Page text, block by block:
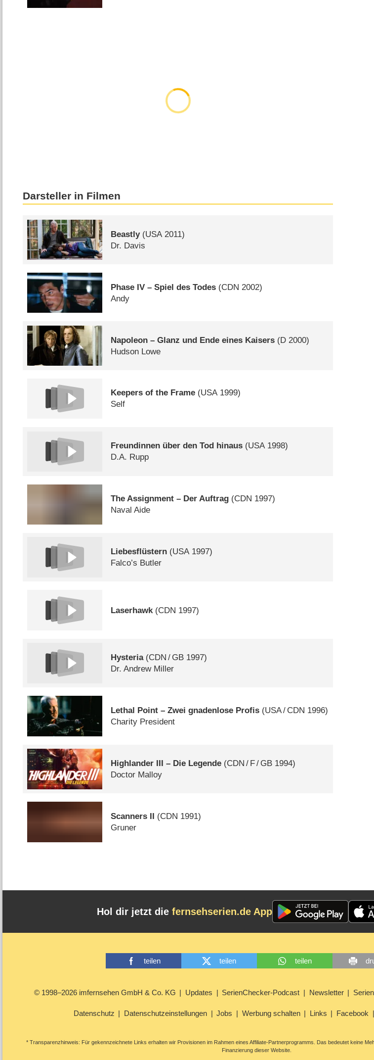
Darsteller in Filmen
Beastly(USA 2011)
Dr. Davis
Phase IV – Spiel des Todes (CDN 2002)
Andy
Napoleon – Glanz und Ende eines Kaisers (D 2000)
Hudson Lowe
Keepers of the Frame (USA1999)
Self
Freundinnen über den Tod hinaus (USA1998)
D.A. Rupp
The Assignment – Der Auftrag (CDN 1997)
Naval Aide
Liebesflüstern (USA1997)
Falco’s Butler
Laserhawk (CDN 1997)
Hysteria(CDN / GB 1997)
Dr. Andrew Miller
Lethal Point – Zwei gnadenlose Profis (USA/ CDN 1996)
Charity President
Highlander III – Die Legende (CDN / F/ GB 1994)
Doctor Malloy
Scanners II (CDN 1991)
Gruner
Hol dir jetzt die fernsehserien.de App
teilen teilen teilen
© 1998–2026 imfernsehen GmbH & Co. KG Updates SerienChecker-Podcast Newsletter
Datenschutz Datenschutzeinstellungen Jobs Werbung schalten Links Facebook
* Transparenzhinweis: Für gekennzeichnete Links erhalten wir Provisionen im Rahmen eines Affiliate-Partnerprogramms. Das bedeutet keine
Finanzierung dieser Website.